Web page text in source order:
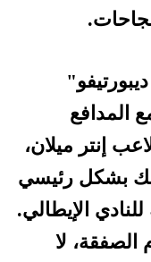
المدافع
إنتر ميلان،
بشكل رئيسي
الإيطالي.
الصفقة، لا